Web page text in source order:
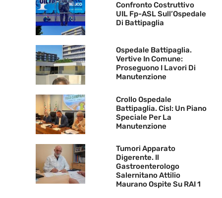
Confronto Costruttivo
UIL Fp-ASL Sull’Ospedale
Di Battipaglia
Ospedale Battipaglia.
Vertive In Comune:
Proseguono I Lavori Di
Manutenzione
Crollo Ospedale
Battipaglia. Cisl: Un Piano
Speciale Per La
Manutenzione
Tumori Apparato
Digerente. Il
Gastroenterologo
Salernitano Attilio
Maurano Ospite Su RAI 1